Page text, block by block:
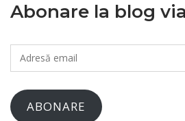
Abonare la blog
Adresă
email
ABONARE